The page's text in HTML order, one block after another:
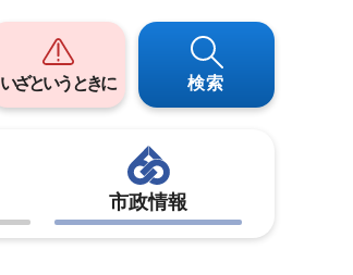
いざというときに
検索
市政情報